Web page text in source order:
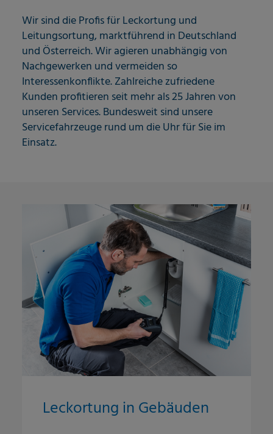
Wir sind die Profis für Leckortung und
Leitungsortung, marktführend in Deutschland
und Österreich. Wir agieren unabhängig von
Nachgewerken und vermeiden so
Interessenkonflikte. Zahlreiche zufriedene
Kunden profitieren seit mehr als 25 Jahren von
unseren Services. Bundesweit sind unsere
Servicefahrzeuge rund um die Uhr für Sie im
Einsatz.
Leckortung in Gebäuden